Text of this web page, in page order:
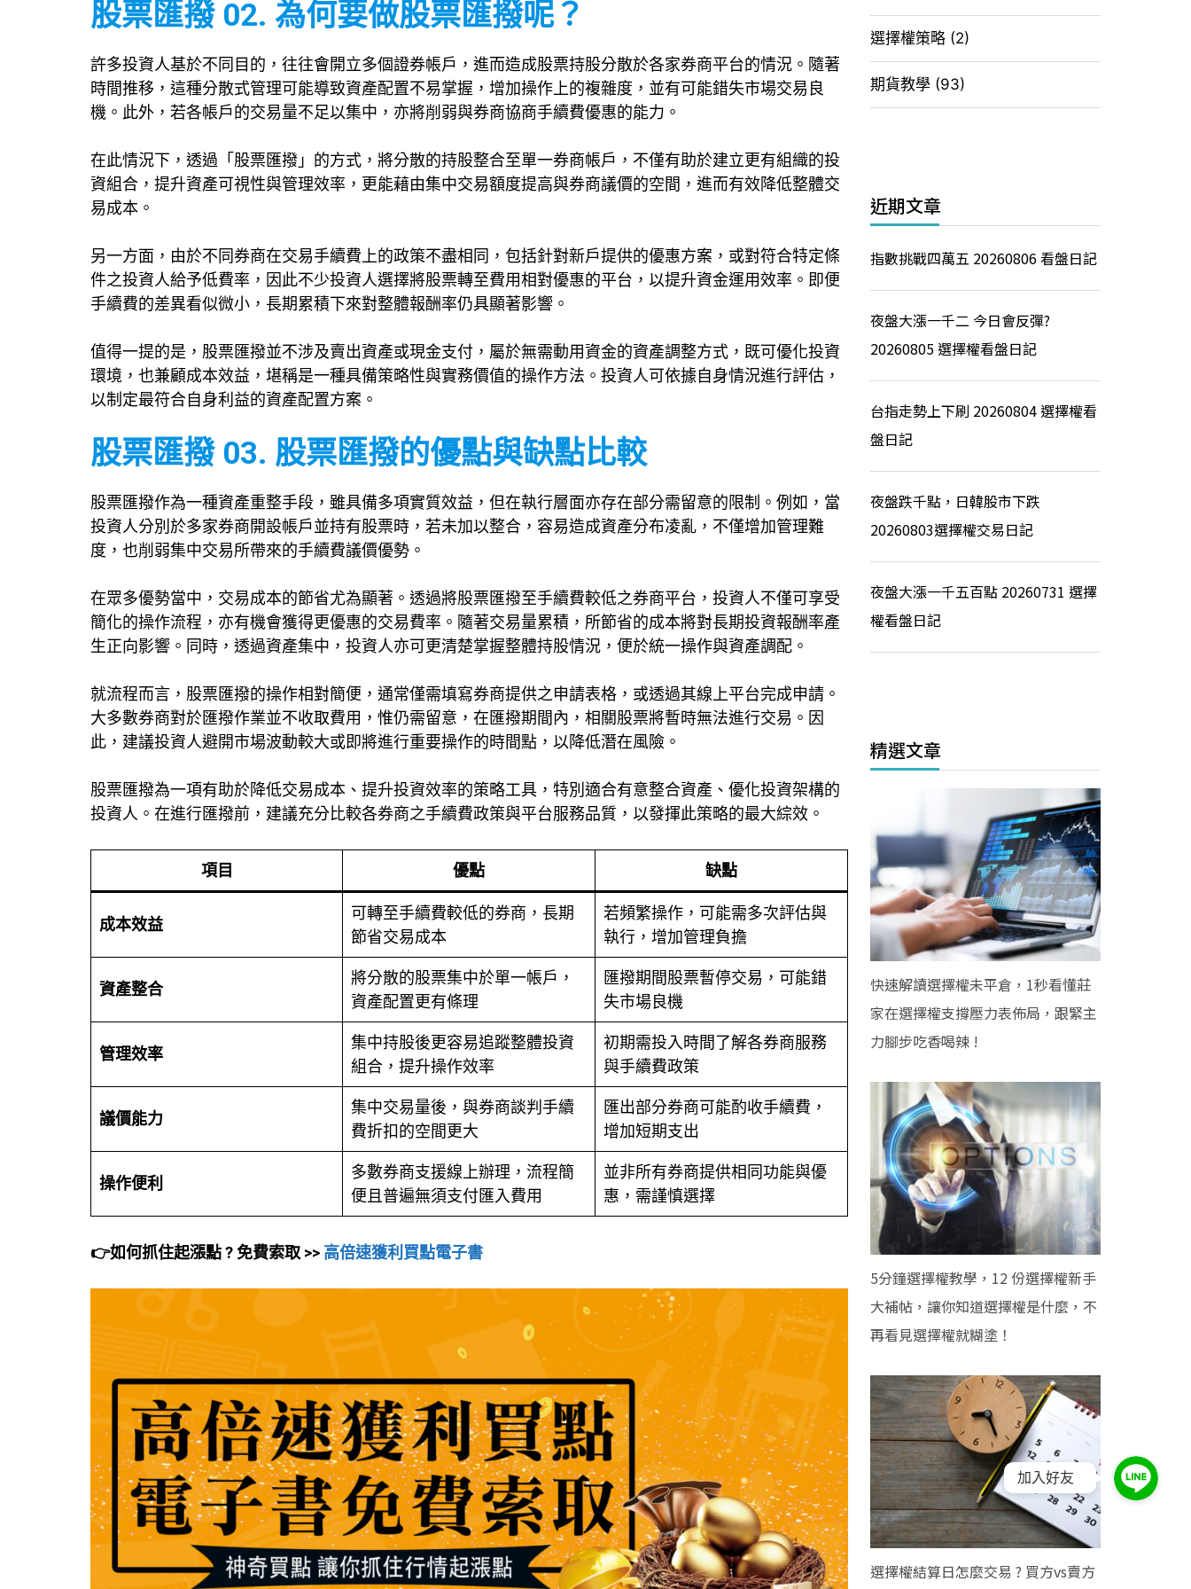
股票匯撥 02. 為何要做股票匯撥呢？
許多投資人基於不同目的，往往會開立多個證券帳戶，進而造成股票持股分散於各家券商平台的情況。隨著
時間推移，這種分散式管理可能導致資產配置不易掌握，增加操作上的複雜度，並有可能錯失市場交易良
機。此外，若各帳戶的交易量不足以集中，亦將削弱與券商協商手續費優惠的能力。
在此情況下，透過「股票匯撥」的方式，將分散的持股整合至單一券商帳戶，不僅有助於建立更有組織的投
資組合，提升資產可視性與管理效率，更能藉由集中交易額度提高與券商議價的空間，進而有效降低整體交
易成本。
另一方面，由於不同券商在交易手續費上的政策不盡相同，包括針對新戶提供的優惠方案，或對符合特定條
件之投資人給予低費率，因此不少投資人選擇將股票轉至費用相對優惠的平台，以提升資金運用效率。即便
手續費的差異看似微小，長期累積下來對整體報酬率仍具顯著影響。
值得一提的是，股票匯撥並不涉及賣出資產或現金支付，屬於無需動用資金的資產調整方式，既可優化投資
環境，也兼顧成本效益，堪稱是一種具備策略性與實務價值的操作方法。投資人可依據自身情況進行評估，
以制定最符合自身利益的資產配置方案。
股票匯撥 03. 股票匯撥的優點與缺點比較
股票匯撥作為一種資產重整手段，雖具備多項實質效益，但在執行層面亦存在部分需留意的限制。例如，當
投資人分別於多家券商開設帳戶並持有股票時，若未加以整合，容易造成資產分布凌亂，不僅增加管理難
度，也削弱集中交易所帶來的手續費議價優勢。
在眾多優勢當中，交易成本的節省尤為顯著。透過將股票匯撥至手續費較低之券商平台，投資人不僅可享受
簡化的操作流程，亦有機會獲得更優惠的交易費率。隨著交易量累積，所節省的成本將對長期投資報酬率產
生正向影響。同時，透過資產集中，投資人亦可更清楚掌握整體持股情況，便於統一操作與資產調配。
就流程而言，股票匯撥的操作相對簡便，通常僅需填寫券商提供之申請表格，或透過其線上平台完成申請。
大多數券商對於匯撥作業並不收取費用，惟仍需留意，在匯撥期間內，相關股票將暫時無法進行交易。因
此，建議投資人避開市場波動較大或即將進行重要操作的時間點，以降低潛在風險。
股票匯撥為一項有助於降低交易成本、提升投資效率的策略工具，特別適合有意整合資產、優化投資架構的
投資人。在進行匯撥前，建議充分比較各券商之手續費政策與平台服務品質，以發揮此策略的最大綜效。
項目 優點 缺點
成本效益
可轉至手續費較低的券商，長期
節省交易成本
若頻繁操作，可能需多次評估與
執行，增加管理負擔
資產整合
將分散的股票集中於單一帳戶，
資產配置更有條理
匯撥期間股票暫停交易，可能錯
失市場良機
管理效率
集中持股後更容易追蹤整體投資
組合，提升操作效率
初期需投入時間了解各券商服務
與手續費政策
議價能力
集中交易量後，與券商談判手續
費折扣的空間更大
匯出部分券商可能酌收手續費，
增加短期支出
操作便利
多數券商支援線上辦理，流程簡
便且普遍無須支付匯入費用
並非所有券商提供相同功能與優
惠，需謹慎選擇
👉如何抓住起漲點 ? 免費索取 >> 高倍速獲利買點電子書
選擇權策略 (2)
期貨教學 (93)
近期文章
指數挑戰四萬五 20260806 看盤日記
夜盤大漲一千二 今日會反彈?
20260805 選擇權看盤日記
台指走勢上下刷 20260804 選擇權看
盤日記
夜盤跌千點，日韓股市下跌
20260803選擇權交易日記
夜盤大漲一千五百點 20260731 選擇
權看盤日記
精選文章
快速解讀選擇權未平倉，1秒看懂莊
家在選擇權支撐壓力表佈局，跟緊主
力腳步吃香喝辣 !
5分鐘選擇權教學，12 份選擇權新手
大補帖，讓你知道選擇權是什麼，不
再看見選擇權就糊塗！
選擇權結算日怎麼交易 ? 買方vs賣方
加入好友